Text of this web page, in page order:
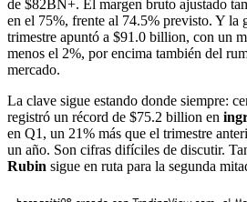
de $82BN+. El margen bruto ajustado
en el 75%, frente al 74.5% previsto. Y la
trimestre apuntó a $91.0 billion, con un
menos el 2%, por encima también del
mercado.
La clave sigue estando donde siempre:
registró un récord de $75.2 billion en
en Q1, un 21% más que el trimestre
un año. Son cifras difíciles de discutir.
Rubin sigue en ruta para la segunda